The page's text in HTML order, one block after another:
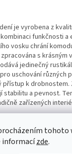
tohoto
informacízde.
je vyrobena z
funkčnosti a
vosku chrání
s krásným
jedinečný
uschování různých
k drobnostem.
a pevnost.
zařízených